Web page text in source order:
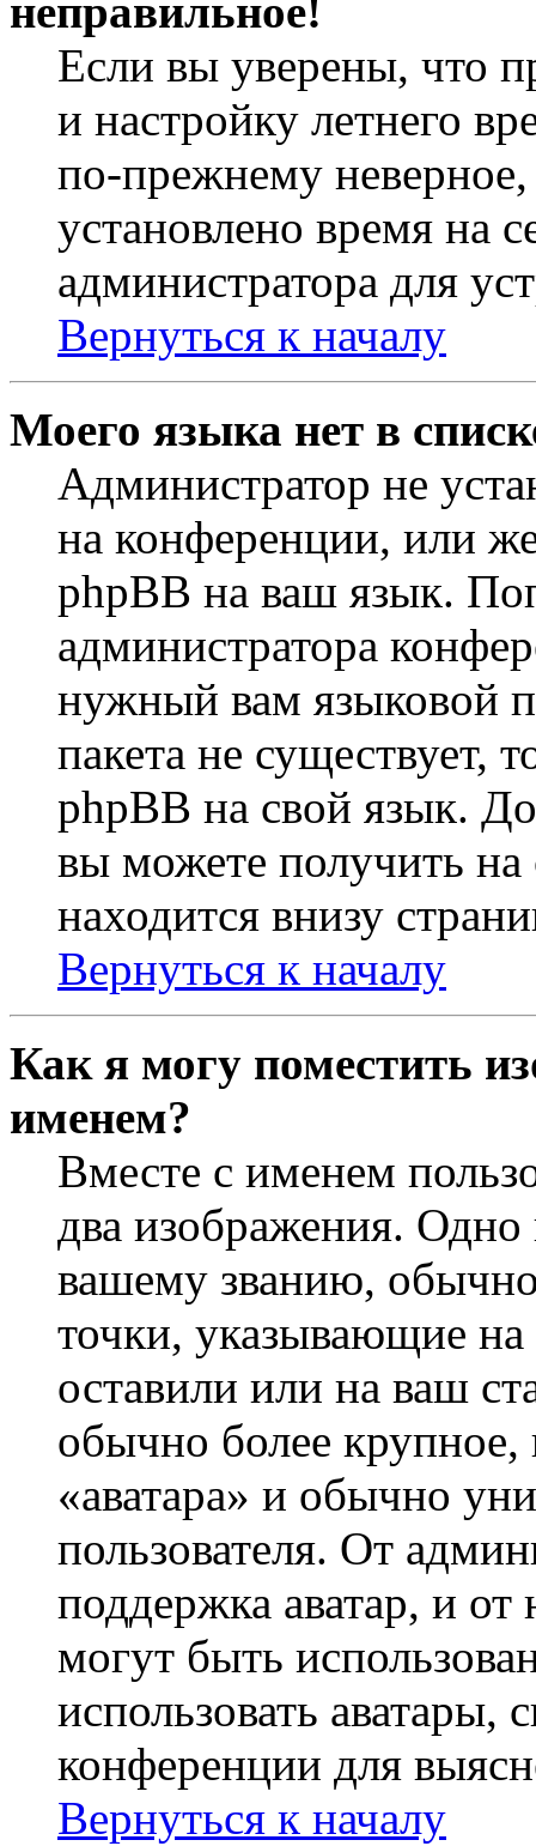
неправильное!
Если вы уверены, что
и настройку летнего
по-прежнему неверное,
установлено время на
администратора для
Вернуться к началу
Моего языка нет в
Администратор не
на конференции, или
phpBB на ваш язык.
администратора
нужный вам языковой
пакета не существует,
phpBB на свой язык.
вы можете получить на
находится внизу
Вернуться к началу
Как я могу поместить
именем?
Вместе с именем
два изображения.
вашему званию, обычно
точки, указывающие
оставили или на ваш
обычно более крупное,
«аватара» и обычно
пользователя. От
поддержка аватар, и от
могут быть
использовать аватары,
конференции для
Вернуться к началу